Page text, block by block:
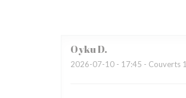
OykuD
2026-07-10 - 17:45 - Couverts 1